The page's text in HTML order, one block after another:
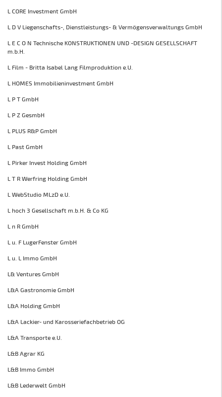
L CORE Investment GmbH
L D V Liegenschafts-, Dienstleistungs- & Vermögensverwaltungs GmbH
L E C O N Technische KONSTRUKTIONEN UND -DESIGN GESELLSCHAFT
m.b.H.
L Film - Britta Isabel Lang Filmproduktion e.U.
L HOMES Immobilieninvestment GmbH
L P T GmbH
L P Z GesmbH
L PLUS R&P GmbH
L Past GmbH
L Pirker Invest Holding GmbH
L T R Werfring Holding GmbH
L WebStudio MLzD e.U.
L hoch 3 Gesellschaft m.b.H. & Co KG
L n R GmbH
L u. F LugerFenster GmbH
L u. L Immo GmbH
L& Ventures GmbH
L&A Gastronomie GmbH
L&A Holding GmbH
L&A Lackier- und Karosseriefachbetrieb OG
L&A Transporte e.U.
L&B Agrar KG
L&B Immo GmbH
L&B Lederwelt GmbH